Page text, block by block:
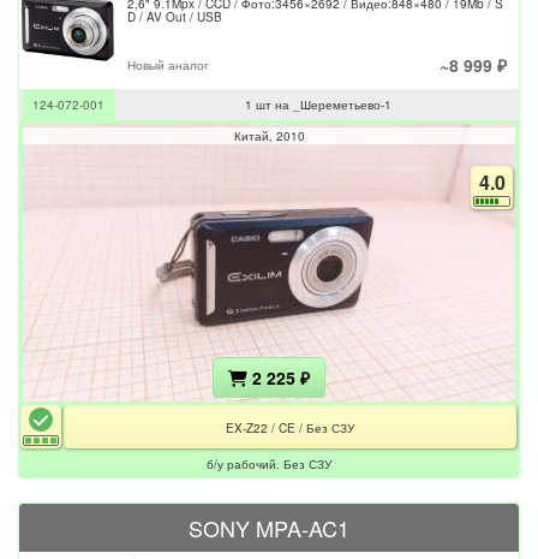
2,6" 9.1Mpx / CCD / Фото:3456×2692 / Видео:848×480 / 19Mb / S
D / AV Out / USB
Новый аналог ~8 999 ₽
124-072-001
1 шт на _Шереметьево-1
Китай 2010
4.0
2 225 ₽
EX-Z22 / CE / Без СЗУ
б/у рабочий. Без СЗУ
SONY MPA-AC1